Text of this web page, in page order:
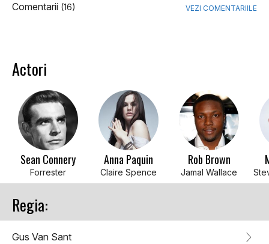
Comentarii (16) VEZI COMENTARIILE
Actori
Sean Connery
Forrester
Anna Paquin
Claire Spence
Rob Brown
Jamal Wallace
Regia:
Gus Van Sant